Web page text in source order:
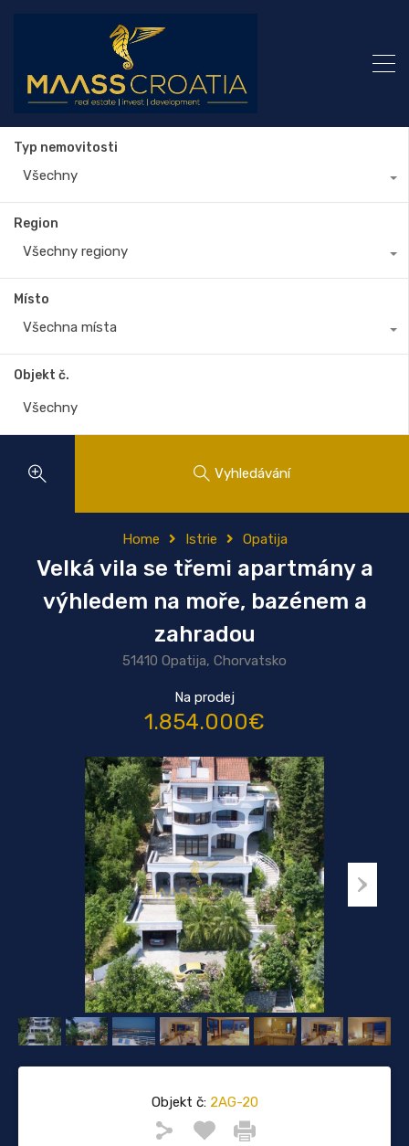
Typ nemovitosti
Všechny
Region
Všechny regiony
Místo
Všechna místa
Objekt č.
Vyhledávání
Home Istrie Opatija
Velká vila se třemi apartmány a
výhledem na moře, bazénem a
zahradou
51410 Opatija, Chorvatsko
Na prodej
1.854.000€
Objekt č:2AG-20